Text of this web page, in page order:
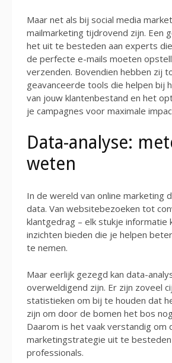
Maar net als bij social media
mailmarketing tijdrovend zijn. Een
het uit te besteden aan experts
de perfecte e-mails moeten
verzenden. Bovendien hebben zij
geavanceerde tools die helpen bij
van jouw klantenbestand en het
je campagnes voor maximale
Data-analyse:
weten
In de wereld van online marketing
data. Van websitebezoeken tot
klantgedrag – elk stukje informatie
inzichten bieden die je helpen
te nemen.
Maar eerlijk gezegd kan data-
overweldigend zijn. Er zijn zoveel
statistieken om bij te houden dat
zijn om door de bomen het bos
Daarom is het vaak verstandig om
marketingstrategie uit te besteden
professionals.